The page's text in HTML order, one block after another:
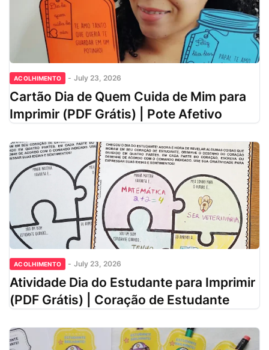
ACOLHIMENTO - July 23, 2026
Cartão Dia de Quem Cuida de Mim para
Imprimir (PDF Grátis) | Pote Afetivo
ACOLHIMENTO - July 23, 2026
Atividade Dia do Estudante para Imprimir
(PDF Grátis) | Coração de Estudante